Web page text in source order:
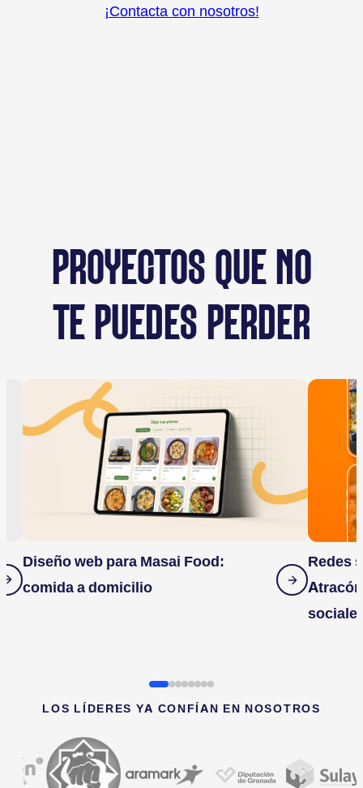
¡Contacta con nosotros!
PROYECTOS QUE NO
TE PUEDES PERDER
Diseño web para Masai Food:
comida a domicilio
Redes
LOS LÍDERES YA CONFÍAN EN NOSOTROS